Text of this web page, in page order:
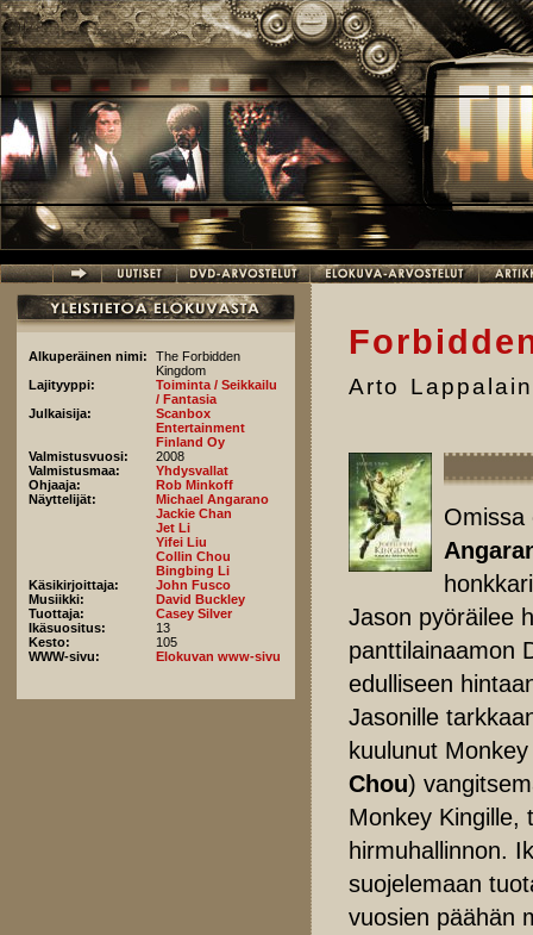
Hyppää pääsisältöön
Alkuperäinen nimi:
The Forbidden
Kingdom
Lajityyppi:
Toiminta / Seikkailu
/ Fantasia
Julkaisija:
Scanbox
Entertainment
Finland Oy
Valmistusvuosi:
2008
Valmistusmaa:
Yhdysvallat
Ohjaaja:
Rob Minkoff
Näyttelijät:
Michael Angarano
Jackie Chan
Jet Li
Yifei Liu
Collin Chou
Bingbing Li
Käsikirjoittaja:
John Fusco
Musiikki:
David Buckley
Tuottaja:
Casey Silver
Ikäsuositus:
13
Kesto:
105
WWW-sivu:
Elokuvan www-sivu
Arto
Omissa
Jason pyöräilee
panttilainaamon
edulliseen
Jasonille
kuulunut
Chou)
Monkey Kingille,
hirmuhallinnon.
suojelemaan
vuosien päähän